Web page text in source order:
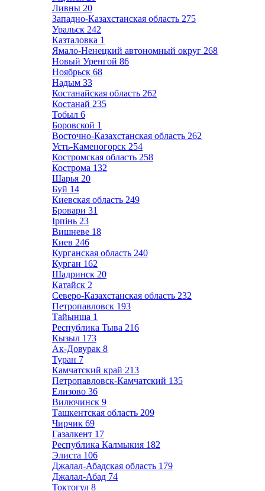
Ливны 20
Западно-Казахстанская область 275
Уральск 242
Казталовка 1
Ямало-Ненецкий автономный округ 268
Новый Уренгой 86
Ноябрьск 68
Надым 33
Костанайская область 262
Костанай 235
Тобыл 6
Боровской 1
Восточно-Казахстанская область 262
Усть-Каменогорск 254
Костромская область 258
Кострома 132
Шарья 20
Буй 14
Киевская область 249
Бровари 31
Ірпінь 23
Вишневе 18
Киев 246
Курганская область 240
Курган 162
Шадринск 20
Катайск 2
Северо-Казахстанская область 232
Петропавловск 193
Тайынша 1
Республика Тыва 216
Кызыл 173
Ак-Довурак 8
Туран 7
Камчатский край 213
Петропавловск-Камчатский 135
Елизово 36
Вилючинск 9
Ташкентская область 209
Чирчик 69
Газалкент 17
Республика Калмыкия 182
Элиста 106
Джалал-Абадская область 179
Джалал-Абад 74
Токтогул 8